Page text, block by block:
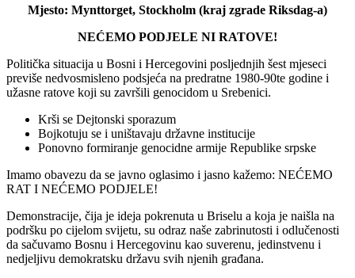
Mjesto: Mynttorget, Stockholm (kraj zgrade Riksdag-a)
NEĆEMO PODJELE NI RATOVE!
Politička situacija u Bosni i Hercegovini posljednjih šest mjeseci
previše nedvosmisleno podsjeća na predratne 1980-90te godine i
užasne ratove koji su završili genocidom u Srebenici.
Krši se Dejtonski sporazum
Bojkotuju se i uništavaju državne institucije
Ponovno formiranje genocidne armije Republike srpske
Imamo obavezu da se javno oglasimo i jasno kažemo: NEĆEMO
RAT I NEĆEMO PODJELE!
Demonstracije, čija je ideja pokrenuta u Briselu a koja je naišla na
podršku po cijelom svijetu, su odraz naše zabrinutosti i odlučenosti
da sačuvamo Bosnu i Hercegovinu kao suverenu, jedinstvenu i
nedjeljivu demokratsku državu svih njenih građana.